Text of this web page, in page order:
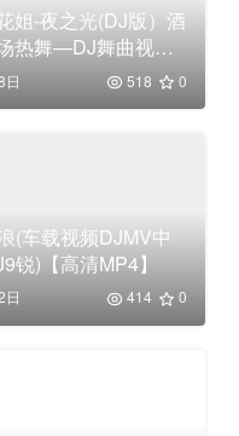
姐-夜之光(DJ版）酒
热舞—DJ舞曲视频
日 518 0
(车载视频DJMV中
锐)【高清MP4】
日 414 0